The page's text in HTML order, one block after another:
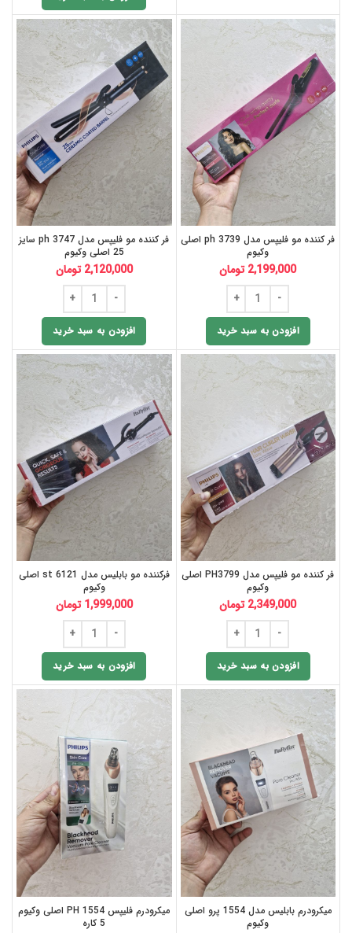
فر کننده مو فلیپس مدل ph 3739 اصلی
وکیوم
2,199,000 تومان
افزودن به سبد خرید
فر کننده مو فلیپس مدل ph 3747 سایز
25 اصلی وکیوم
2,120,000 تومان
افزودن به سبد خرید
فر کننده مو فلیپس مدل PH3799 اصلی
وکیوم
2,349,000 تومان
افزودن به سبد خرید
فرکننده مو بابلیس مدل st 6121 اصلی
وکیوم
1,999,000 تومان
افزودن به سبد خرید
میکرودرم بابلیس مدل 1554 پرو اصلی
وکیوم
میکرودرم فلیپس PH 1554 اصلی وکیوم
5 کاره